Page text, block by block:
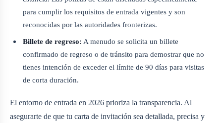
para cumplir los requisitos de entrada vigentes y son
reconocidas por las autoridades fronterizas.
Billete de regreso: A menudo se solicita un billete
confirmado de regreso o de tránsito para demostrar que no
tienes intención de exceder el límite de 90 días para visitas
de corta duración.
El entorno de entrada en 2026 prioriza la transparencia. Al
asegurarte de que tu carta de invitación sea detallada, precisa y